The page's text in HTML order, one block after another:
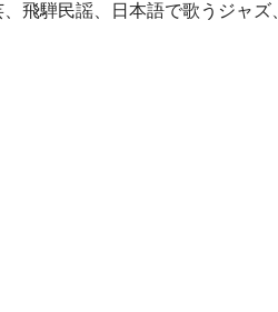
飛騨民謡、日本語で歌うジャ